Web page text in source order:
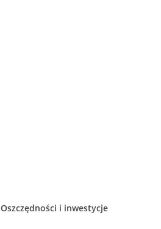
Oszczędności i inwestycje